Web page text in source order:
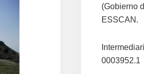
(Gobierno
ESSCAN.
0003952.1